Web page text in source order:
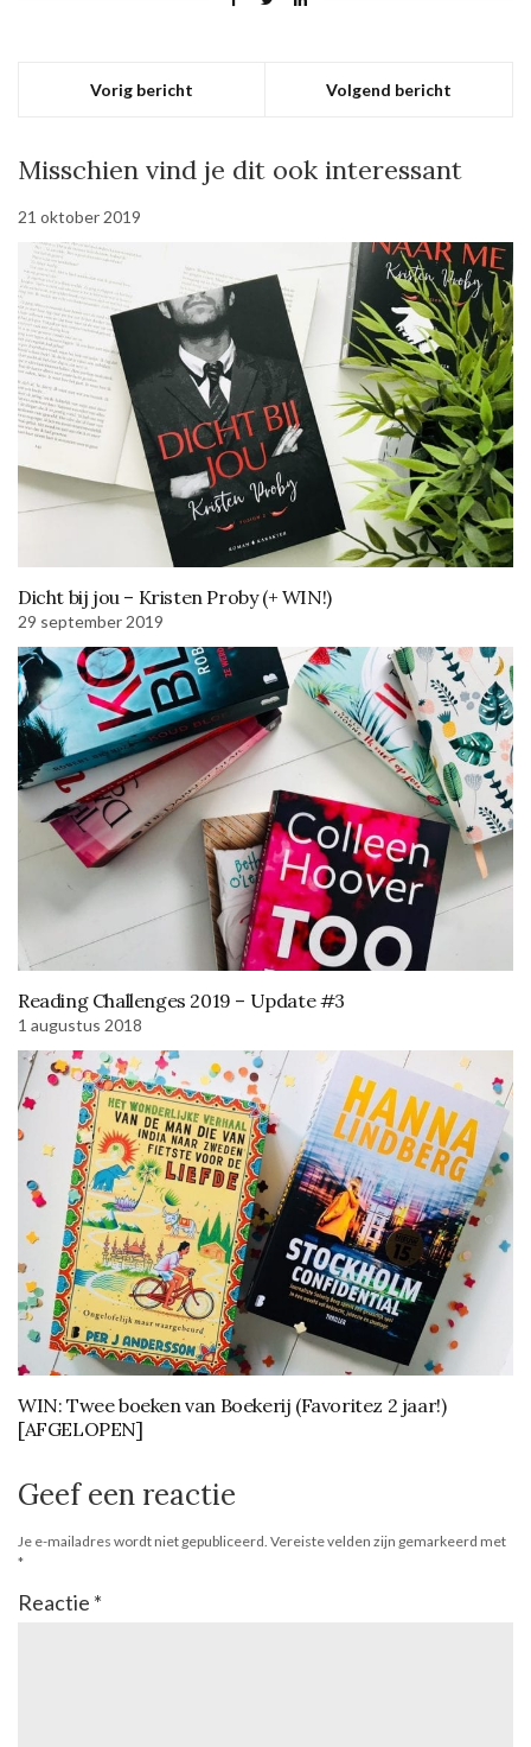
Vorig bericht Volgend bericht
Misschien vind je dit ook interessant
21 oktober 2019
Dicht bij jou – Kristen Proby (+ WIN!)
29 september 2019
Reading Challenges 2019 – Update #3
1 augustus 2018
WIN: Twee boeken van Boekerij (Favoritez 2 jaar!)
[AFGELOPEN]
Geef een reactie
Je e-mailadres wordt niet gepubliceerd. Vereiste velden zijn gemarkeerd met
*
Reactie *